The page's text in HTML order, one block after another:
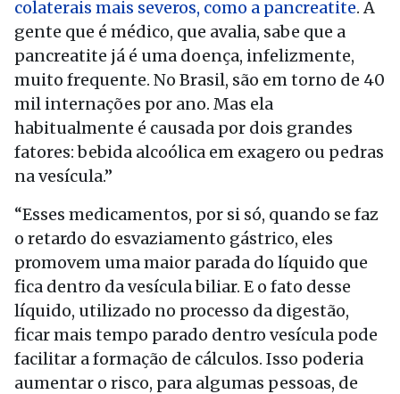
colaterais mais severos, como a pancreatite. A
gente que é médico, que avalia, sabe que a
pancreatite já é uma doença, infelizmente,
muito frequente. No Brasil, são em torno de 40
mil internações por ano. Mas ela
habitualmente é causada por dois grandes
fatores: bebida alcoólica em exagero ou pedras
na vesícula.”
“Esses medicamentos, por si só, quando se faz
o retardo do esvaziamento gástrico, eles
promovem uma maior parada do líquido que
fica dentro da vesícula biliar. E o fato desse
líquido, utilizado no processo da digestão,
ficar mais tempo parado dentro vesícula pode
facilitar a formação de cálculos. Isso poderia
aumentar o risco, para algumas pessoas, de